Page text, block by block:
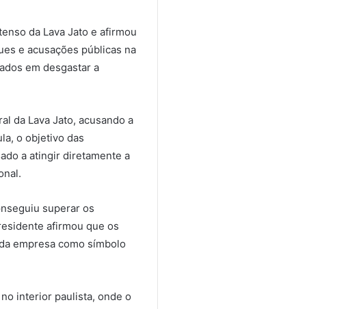
da Lava Jato e afirmou
e acusações públicas na
em desgastar a
da Lava Jato, acusando a
o objetivo das
a atingir diretamente a
superar os
afirmou que os
empresa como símbolo
interior paulista, onde o